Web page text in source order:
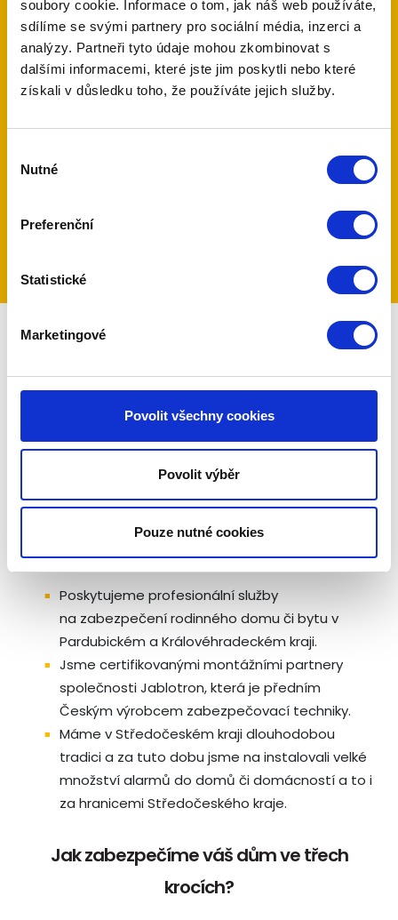
soubory cookie. Informace o tom, jak náš web používáte,
sdílíme se svými partnery pro sociální média, inzerci a
analýzy. Partneři tyto údaje mohou zkombinovat s
dalšími informacemi, které jste jim poskytli nebo které
získali v důsledku toho, že používáte jejich služby.
souhlasu
Nutné
Preferenční
Statistické
Marketingové
Povolit všechny cookies
Povolit výběr
Pouze nutné cookies
měsíce zdarma střežení
Zabezpečení rodinného
domu v Pardubickém a
Královéhradeckém kraji
Proč si zvolit nás:
Poskytujeme profesionální služby
na zabezpečení rodinného domu či bytu v
Pardubickém a Královéhradeckém kraji.
Jsme certifikovanými montážními partnery
společnosti Jablotron, která je předním
Českým výrobcem zabezpečovací techniky.
Máme v Středočeském kraji dlouhodobou
tradici a za tuto dobu jsme na instalovali velké
množství alarmů do domů či domácností a to i
za hranicemi Středočeského kraje.
Jak zabezpečíme váš dům ve třech
krocích?